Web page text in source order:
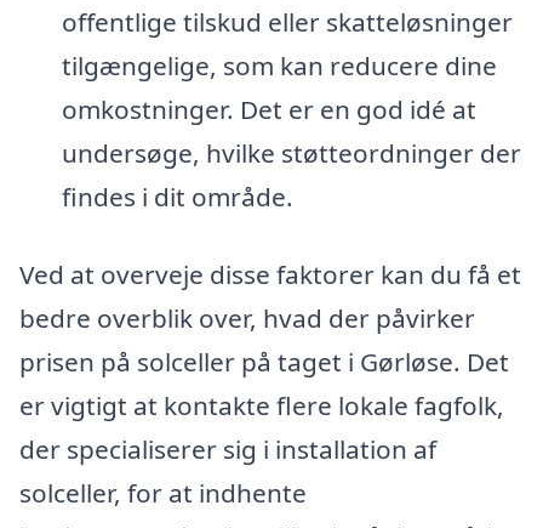
offentlige tilskud eller skatteløsninger
tilgængelige, som kan reducere dine
omkostninger. Det er en god idé at
undersøge, hvilke støtteordninger der
findes i dit område.
Ved at overveje disse faktorer kan du få et
bedre overblik over, hvad der påvirker
prisen på solceller på taget i Gørløse. Det
er vigtigt at kontakte flere lokale fagfolk,
der specialiserer sig i installation af
solceller, for at indhente